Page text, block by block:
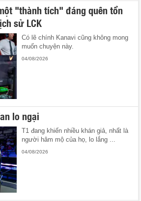
"thành tích" đáng quên tồn
sử LCK
Có lẽ chính Kanavi cũng không mong
muốn chuyện này.
04/08/2026
lo ngại
T1 đang khiến nhiều khán giả, nhất là
người hâm mộ của họ, lo lắng ...
04/08/2026